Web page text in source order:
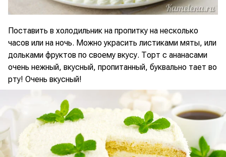
Поставить в холодильник на пропитку на несколько
часов или на ночь. Можно украсить листиками мяты, или
дольками фруктов по своему вкусу. Торт с ананасами
очень нежный, вкусный, пропитанный, буквально тает во
рту! Очень вкусный!